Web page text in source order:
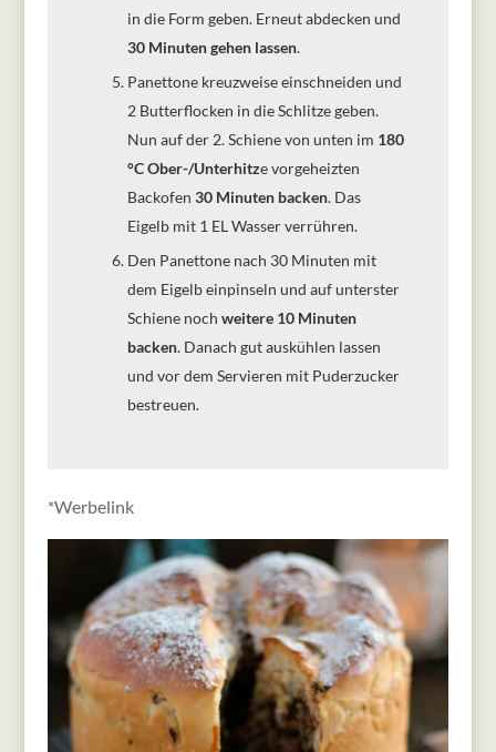
in die Form geben. Erneut abdecken und
30 Minuten gehen lassen.
Panettone kreuzweise einschneiden und
2 Butterflocken in die Schlitze geben.
Nun auf der 2. Schiene von unten im 180
°C Ober-/Unterhitze vorgeheizten
Backofen 30 Minuten backen. Das
Eigelb mit 1 EL Wasser verrühren.
Den Panettone nach 30 Minuten mit
dem Eigelb einpinseln und auf unterster
Schiene noch weitere 10 Minuten
backen. Danach gut auskühlen lassen
und vor dem Servieren mit Puderzucker
bestreuen.
*Werbelink